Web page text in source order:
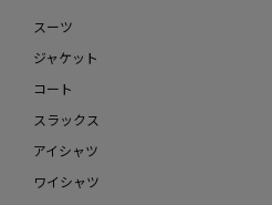
スーツ
ジャケット
コート
スラックス
アイシャツ
ワイシャツ